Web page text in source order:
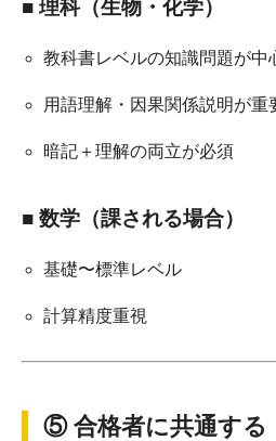
■ 理科（生物・化学）
教科書レベルの知識問題が中
用語理解・因果関係説明が重
暗記＋理解の両立が必須
■ 数学（課される場合）
基礎〜標準レベル
計算精度重視
⑤ 合格者に共通する